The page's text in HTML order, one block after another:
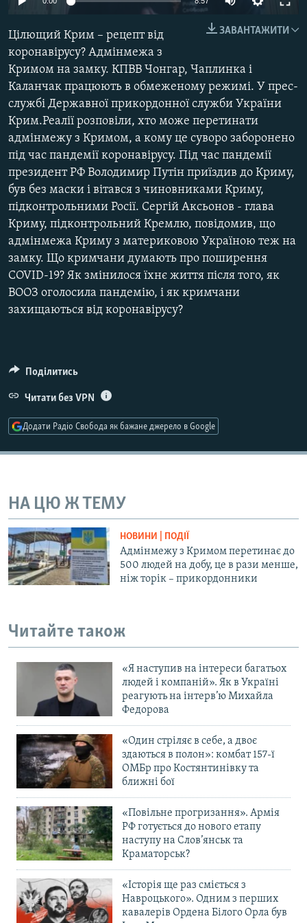
МУЛЬТИМЕДІА
ФОТО
СПЕЦПРОЄКТИ
ПОДКАСТИ
КРИМ РЕАЛІЇ
РУС
УКР
КТАТ
ДОЛУЧАЙСЯ!
360p
1080p
404p
ЗАВАНТАЖИТИ
Цілющий Крим – рецепт від
коронавірусу? Адмінмежа з
Кримом на замку. КПВВ Чонгар, Чаплинка і
Каланчак працюють в обмеженому режимі. У прес-
службі Державної прикордонної служби України
Крим.Реалії розповіли, хто може перетинати
адмінмежу з Кримом, а кому це суворо заборонено
під час пандемії коронавірусу. Під час пандемії
президент РФ Володимир Путін приїздив до Криму,
був без маски і вітався з чиновниками Криму,
підконтрольними Росії. Сергій Аксьонов - глава
Криму, підконтрольний Кремлю, повідомив, що
адмінмежа Криму з материковою Україною теж на
замку. Що кримчани думають про поширення
COVID-19? Як змінилося їхнє життя після того, як
ВООЗ оголосила пандемію, і як кримчани
захищаються від коронавірусу?
Поділитись
Читати без VPN
Додати Радіо Свобода як бажане джерело в Google
НА ЦЮ Ж ТЕМУ
НОВИНИ | ПОДІЇ
Адмінмежу з Кримом перетинає до
500 людей на добу, це в рази менше,
ніж торік – прикордонники
Читайте також
«Я наступив на інтереси багатьох
людей і компаній». Як в Україні
реагують на інтерв’ю Михайла
Федорова
«Один стріляє в себе, а двоє
здаються в полон»: комбат 157-ї
ОМБр про Костянтинівку та
ближні бої
«Повільне прогризання». Армія
РФ готується до нового етапу
наступу на Слов’янськ та
Краматорськ?
«Історія ще раз сміється з
Навроцького». Одним з перших
кавалерів Ордена Білого Орла був